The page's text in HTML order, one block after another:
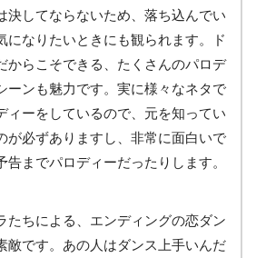
決してならないため、落ち込んでい
になりたいときにも観られます。ド
からこそできる、たくさんのパロデ
ーンも魅力です。実に様々なネタで
ィーをしているので、元を知ってい
が必ずありますし、非常に面白いで
告までパロディーだったりします。
たちによる、エンディングの恋ダン
敵です。あの人はダンス上手いんだ